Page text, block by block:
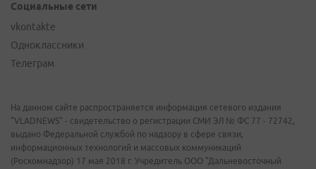
Социальные сети
vkontakte
Одноклассники
Телеграм
На данном сайте распространяется информация сетевого издания
"VLADNEWS" - свидетельство о регистрации СМИ ЭЛ № ФС 77 - 72742,
выдано Федеральной службой по надзору в сфере связи,
информационных технологий и массовых коммуникаций
(Роскомнадзор) 17 мая 2018 г. Учредитель ООО "Дальневосточный